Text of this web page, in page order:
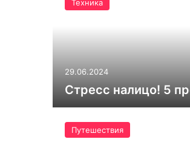
Техника
29.06.2024
Стресс налицо! 5
Путешествия